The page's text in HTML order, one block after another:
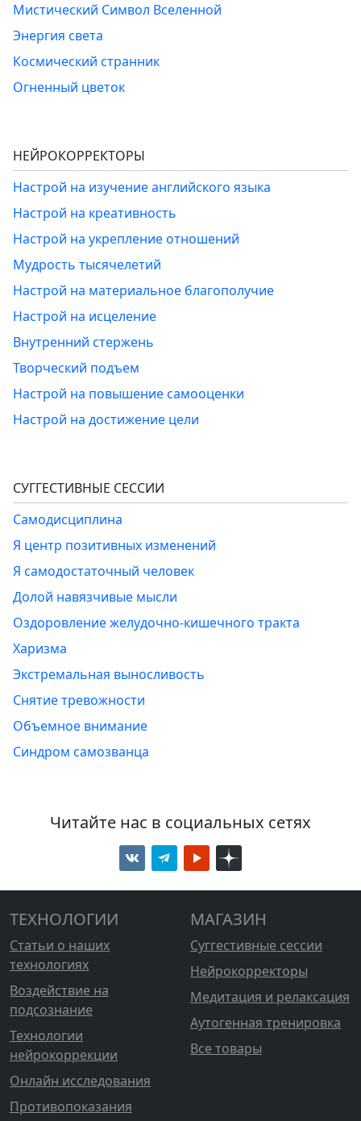
Мистический Символ Вселенной
Энергия света
Космический странник
Огненный цветок
НЕЙРОКОРРЕКТОРЫ
Настрой на изучение английского языка
Настрой на креативность
Настрой на укрепление отношений
Мудрость тысячелетий
Настрой на материальное благополучие
Настрой на исцеление
Внутренний стержень
Творческий подъем
Настрой на повышение самооценки
Настрой на достижение цели
СУГГЕСТИВНЫЕ СЕССИИ
Самодисциплина
Я центр позитивных изменений
Я самодостаточный человек
Долой навязчивые мысли
Оздоровление желудочно-кишечного тракта
Харизма
Экстремальная выносливость
Снятие тревожности
Объемное внимание
Синдром самозванца
Читайте нас в социальных сетях
ТЕХНОЛОГИИ
Статьи о наших
технологиях
Воздействие на
подсознание
Технологии
нейрокоррекции
Онлайн исследования
Противопоказания
МАГАЗИН
Суггестивные сессии
Нейрокорректоры
Медитация и релаксация
Аутогенная тренировка
Все товары